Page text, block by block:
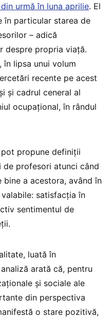
urmă în luna aprilie. El
în particular starea de
– adică
despre propria viață.
în lipsa unui volum
recente pe acest
și cadrul ceneral al
ocupațional, în rândul
propune definiții
profesori atunci când
a acestora, având în
satisfacția în
sentimentul de
luată în
arată că, pentru
și sociale ale
din perspectiva
o stare pozitivă,